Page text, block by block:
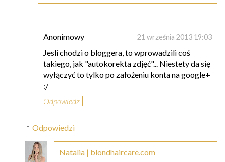
Anonimowy 21 września 2013 19:03
Jesli chodzi o bloggera, to wprowadzili coś
takiego, jak "autokorekta zdjęć"... Niestety da się
wyłączyć to tylko po założeniu konta na google+
:/
Odpowiedz
Odpowiedzi
Natalia | blondhaircare.com